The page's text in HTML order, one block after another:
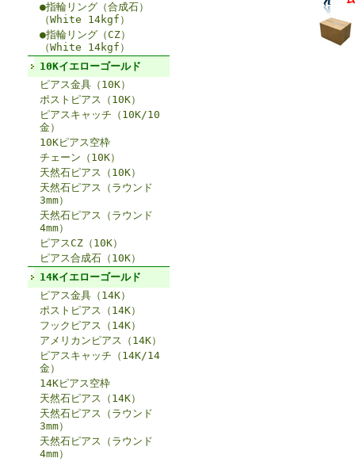
●指輪リング（合成石）
（White 14kgf）
●指輪リング（CZ）
（White 14kgf）
10Kイエローゴールド
ピアス金具（10K）
ポストピアス（10K）
ピアスキャッチ（10K/10
金）
10Kピアス空枠
チェーン（10K）
天然石ピアス（10K）
天然石ピアス（ラウンド
3mm）
天然石ピアス（ラウンド
4mm）
ピアスCZ（10K）
ピアス合成石（10K）
14Kイエローゴールド
ピアス金具（14K）
ポストピアス（14K）
フックピアス（14K）
アメリカンピアス（14K）
ピアスキャッチ（14K/14
金）
14Kピアス空枠
天然石ピアス（14K）
天然石ピアス（ラウンド
3mm）
天然石ピアス（ラウンド
4mm）